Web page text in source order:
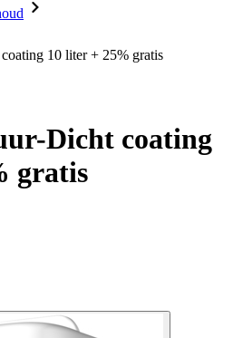
10 liter + 25% gratis
Dicht coating
gratis